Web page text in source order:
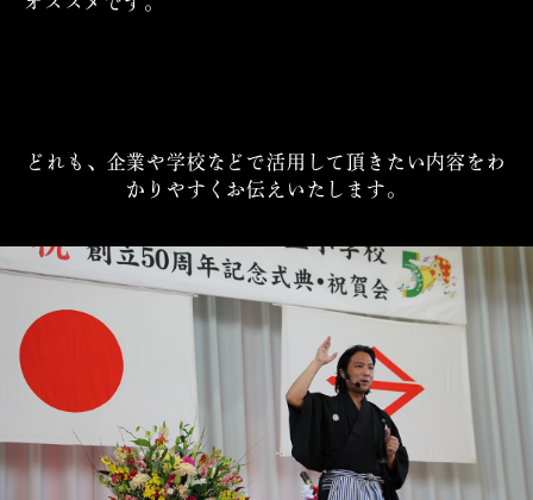
どれも、企業や学校などで活用して頂きたい内容をわ
かりやすくお伝えいたします。